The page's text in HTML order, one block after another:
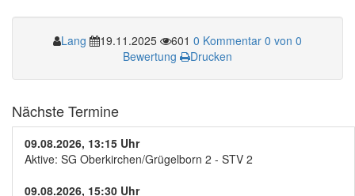
Lang 19.11.2025 601 0 Kommentar 0 von 0
Bewertung
Drucken
Nächste Termine
09.08.2026, 13:15 Uhr
Aktive: SG Oberkirchen/Grügelborn 2 - STV 2
09.08.2026, 15:30 Uhr